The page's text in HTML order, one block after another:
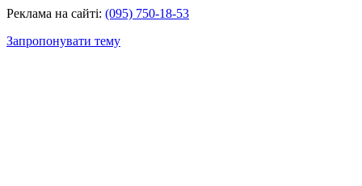
Реклама на сайті: (095) 750-18-53
Запропонувати тему